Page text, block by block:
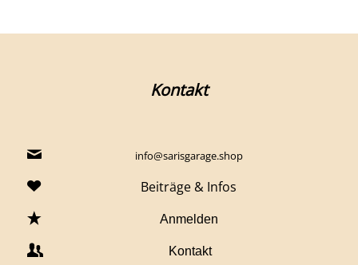
Kontakt
info@sarisgarage.shop
Beiträge & Infos
Anmelden
Kontakt